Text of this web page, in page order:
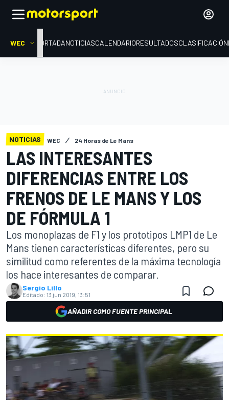
WEC PORTADANOTICIASCALENDARIORESULTADOSCLASIFICACIÓN
NOTICIAS WEC 24 Horas de Le Mans
LAS INTERESANTES
DIFERENCIAS ENTRE LOS
FRENOS DE LE MANS Y LOS
DE FÓRMULA 1
Los monoplazas de F1 y los prototipos LMP1 de Le
Mans tienen características diferentes, pero su
similitud como referentes de la máxima tecnología
los hace interesantes de comparar.
Sergio Lillo
Editado: 13 jun 2019, 13:51
AÑADIR COMO FUENTE PRINCIPAL